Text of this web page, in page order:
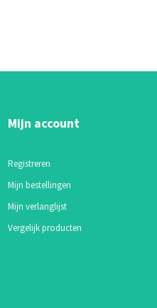
Mijn account
Registreren
Mijn bestellingen
Mijn verlanglijst
Vergelijk producten